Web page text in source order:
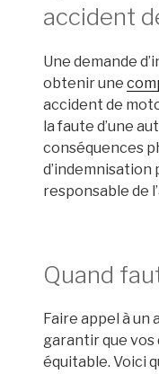
accident
Une demande
obtenir une
accident de
la faute d’une
conséquences
d’indemnisation
responsable de
Quand
Faire appel à un
garantir que
équitable. Voici